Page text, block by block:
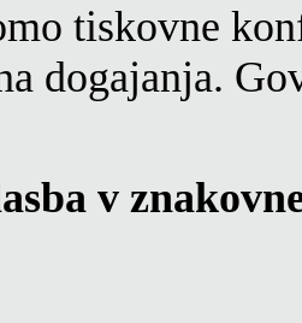
tiskovne
dogajanja.
v